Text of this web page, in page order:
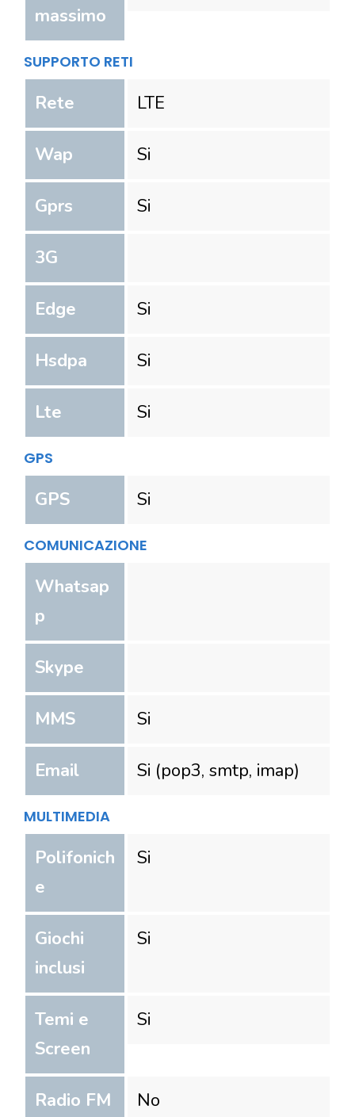
massimo
SUPPORTO RETI
Rete LTE
Wap Si
Gprs Si
3G
Edge Si
Hsdpa Si
Lte Si
GPS
GPS Si
COMUNICAZIONE
Whatsap
p
Skype
MMS Si
Email Si (pop3, smtp, imap)
MULTIMEDIA
Polifonich
e
Si
Giochi
inclusi
Si
Temi e
Screen
Si
Radio FM No